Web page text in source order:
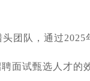
团队，通过
面试甄选人才的